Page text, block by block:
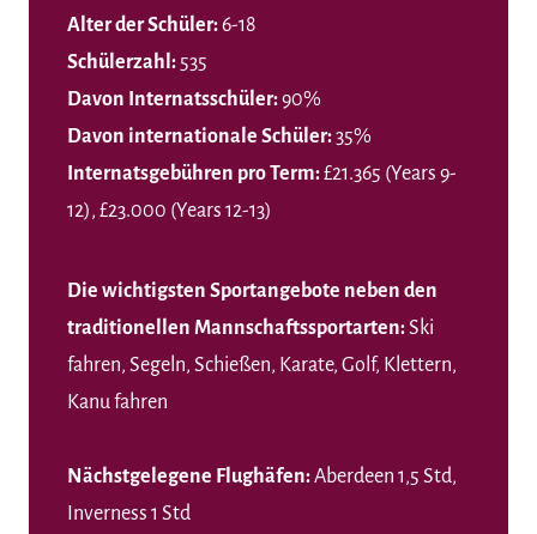
Alter der Schüler:6-18
Schülerzahl: 535
Davon Internatsschüler:90%
Davon internationale Schüler:35%
Internatsgebühren pro Term:£21.365 (Years 9-
12), £23.000 (Years 12-13)
Die wichtigsten Sportangebote neben den
traditionellen Mannschaftssportarten:Ski
fahren, Segeln, Schießen, Karate, Golf, Klettern,
Kanu fahren
Nächstgelegene Flughäfen:Aberdeen 1,5 Std,
Inverness 1 Std